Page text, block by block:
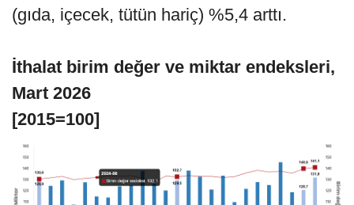
(gıda, içecek, tütün hariç) %5,4 arttı.
İthalat birim değer ve miktar endeksleri,
Mart 2026
[2015=100]